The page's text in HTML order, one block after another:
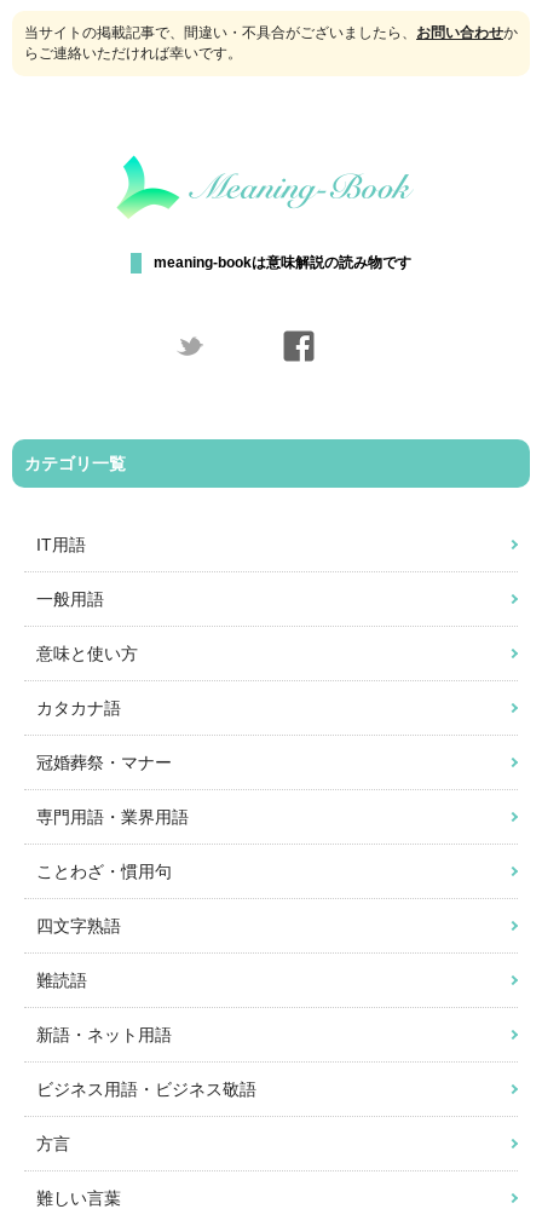
当サイトの掲載記事で、間違い・不具合がございましたら、 お問い合わせか
らご連絡いただければ幸いです。
meaning-bookは意味解説の読み物です
カテゴリ一覧
IT用語
一般用語
意味と使い方
カタカナ語
冠婚葬祭・マナー
専門用語・業界用語
ことわざ・慣用句
四文字熟語
難読語
新語・ネット用語
ビジネス用語・ビジネス敬語
方言
難しい言葉